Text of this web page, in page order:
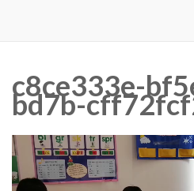
c8ce333e-
bd7b-
動
画
プ